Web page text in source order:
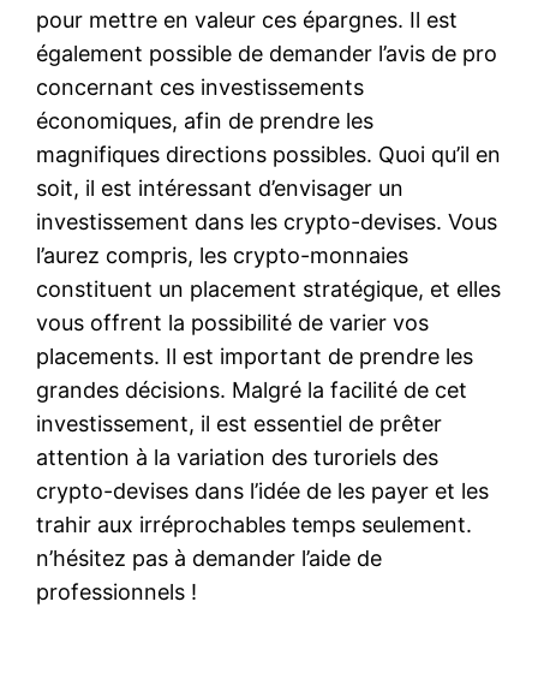
pour mettre en valeur ces épargnes. Il est
également possible de demander l’avis de pro
concernant ces investissements
économiques, afin de prendre les
magnifiques directions possibles. Quoi qu’il en
soit, il est intéressant d’envisager un
investissement dans les crypto-devises. Vous
l’aurez compris, les crypto-monnaies
constituent un placement stratégique, et elles
vous offrent la possibilité de varier vos
placements. Il est important de prendre les
grandes décisions. Malgré la facilité de cet
investissement, il est essentiel de prêter
attention à la variation des turoriels des
crypto-devises dans l’idée de les payer et les
trahir aux irréprochables temps seulement.
n’hésitez pas à demander l’aide de
professionnels !